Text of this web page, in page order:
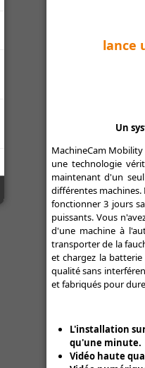
lance
Un
MachineCam
une technologie
maintenant d'un
différentes
fonctionner 3 jours
puissants. Vous
d'une machine à
transporter de la
et chargez la
qualité sans
et fabriqués pour
L'installation
qu'une minute.
Vidéo haute